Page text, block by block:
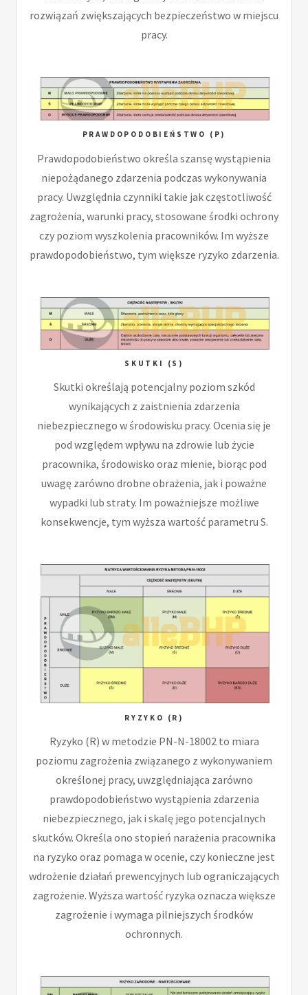
rozwiązań zwiększających bezpieczeństwo w miejscu
pracy.
PRAWDOPODOBIEŃSTWO (P)
Prawdopodobieństwo określa szansę wystąpienia
niepożądanego zdarzenia podczas wykonywania
pracy. Uwzględnia czynniki takie jak częstotliwość
zagrożenia, warunki pracy, stosowane środki ochrony
czy poziom wyszkolenia pracowników. Im wyższe
prawdopodobieństwo, tym większe ryzyko zdarzenia.
SKUTKI (S)
Skutki określają potencjalny poziom szkód
wynikających z zaistnienia zdarzenia
niebezpiecznego w środowisku pracy. Ocenia się je
pod względem wpływu na zdrowie lub życie
pracownika, środowisko oraz mienie, biorąc pod
uwagę zarówno drobne obrażenia, jak i poważne
wypadki lub straty. Im poważniejsze możliwe
konsekwencje, tym wyższa wartość parametru S.
RYZYKO (R)
Ryzyko (R) w metodzie PN-N-18002 to miara
poziomu zagrożenia związanego z wykonywaniem
określonej pracy, uwzględniająca zarówno
prawdopodobieństwo wystąpienia zdarzenia
niebezpiecznego, jak i skalę jego potencjalnych
skutków. Określa ono stopień narażenia pracownika
na ryzyko oraz pomaga w ocenie, czy konieczne jest
wdrożenie działań prewencyjnych lub ograniczających
zagrożenie. Wyższa wartość ryzyka oznacza większe
zagrożenie i wymaga pilniejszych środków
ochronnych.